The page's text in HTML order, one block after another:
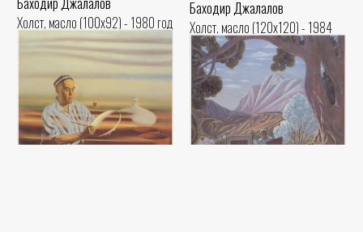
Баходир Джалалов
Холст, масло (120x120) - 1984
год
Холст, масло (100x92) - 1980 год